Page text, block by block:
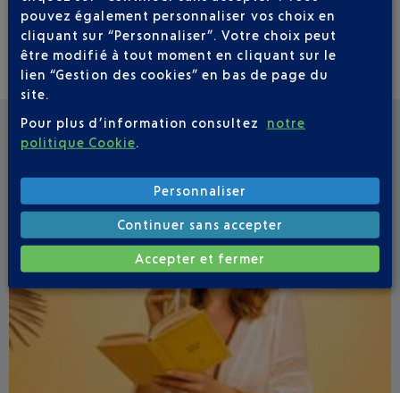
fois
Je souhaite toujours autoriser ce type de contenu sur le site
VOIR LES AUTRES ACTUALITÉS
pouvez également personnaliser vos choix en
cliquant sur “Personnaliser”. Votre choix peut
être modifié à tout moment en cliquant sur le
lien “Gestion des cookies” en bas de page du
site.
Pour plus d’information consultez
notre
politique Cookie
Personnaliser
Continuer sans accepter
Accepter et fermer